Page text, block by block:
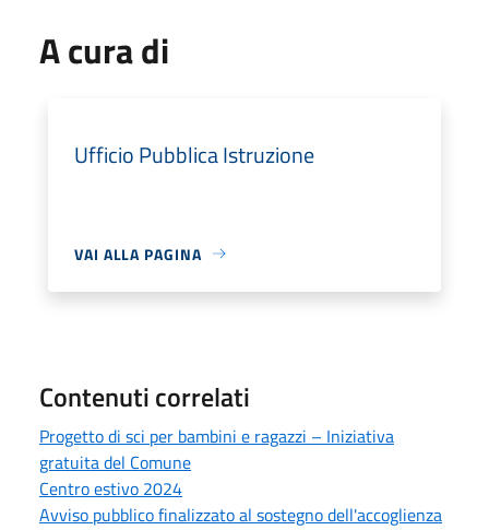
A cura di
Ufficio Pubblica Istruzione
VAI ALLA PAGINA
Contenuti correlati
Progetto di sci per bambini e ragazzi – Iniziativa
gratuita del Comune
Centro estivo 2024
Avviso pubblico finalizzato al sostegno dell'accoglienza